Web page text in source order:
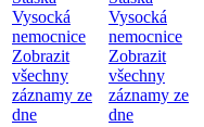
Vysocká
nemocnice
Zobrazit
všechny
záznamy ze
dne
Vysocká
nemocnice
Zobrazit
všechny
záznamy ze
dne